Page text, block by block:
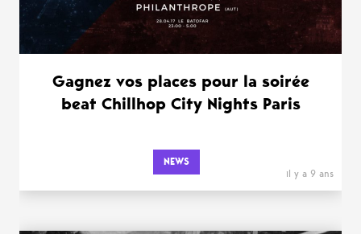
Gagnez vos places pour la soirée
beat Chillhop City Nights Paris
NEWS
il y a 9 ans